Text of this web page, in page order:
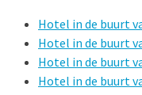
Hotel in de buurt
Hotel in de buurt
Hotel in de buurt
Hotel in de buurt